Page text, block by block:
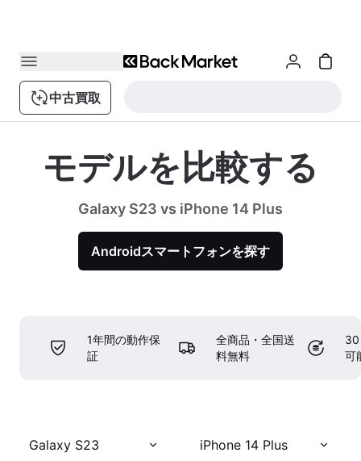
中古買取
モデルを比較する
Galaxy S23 vs iPhone 14 Plus
Androidスマートフォンを探す
1年間の動作保
証
全商品・全国送
料無料
30
可
Galaxy S23 iPhone 14 Plus